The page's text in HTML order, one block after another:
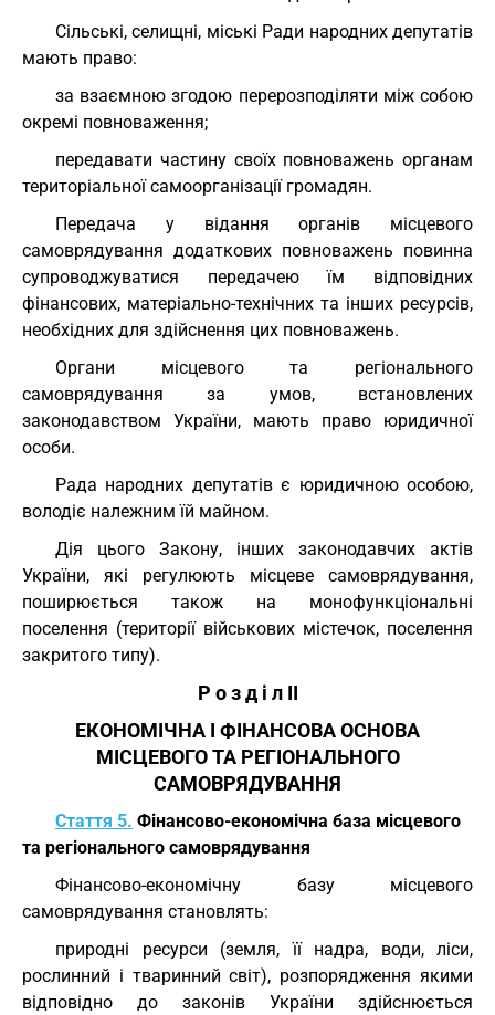
Сільські, селищні, міські Ради народних депутатів
мають право:
за взаємною згодою перерозподіляти між собою
окремі повноваження;
передавати частину своїх повноважень органам
територіальної самоорганізації громадян.
Передача у відання органів місцевого
самоврядування додаткових повноважень повинна
супроводжуватися передачею їм відповідних
фінансових, матеріально-технічних та інших ресурсів,
необхідних для здійснення цих повноважень.
Органи місцевого та регіонального
самоврядування за умов, встановлених
законодавством України, мають право юридичної
особи.
Рада народних депутатів є юридичною особою,
володіє належним їй майном.
Дія цього Закону, інших законодавчих актів
України, які регулюють місцеве самоврядування,
поширюється також на монофункціональні
поселення (території військових містечок, поселення
закритого типу).
Р о з д і л II
ЕКОНОМІЧНА І ФІНАНСОВА ОСНОВА
МІСЦЕВОГО ТА РЕГІОНАЛЬНОГО
САМОВРЯДУВАННЯ
Стаття 5. Фінансово-економічна база місцевого
та регіонального самоврядування
Фінансово-економічну базу місцевого
самоврядування становлять:
природні ресурси (земля, її надра, води, ліси,
рослинний і тваринний світ), розпорядження якими
відповідно до законів України здійснюється